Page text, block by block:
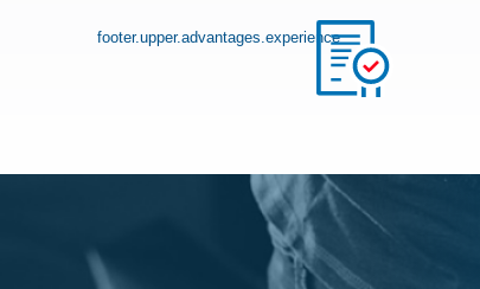
footer.upper.advantages.experience